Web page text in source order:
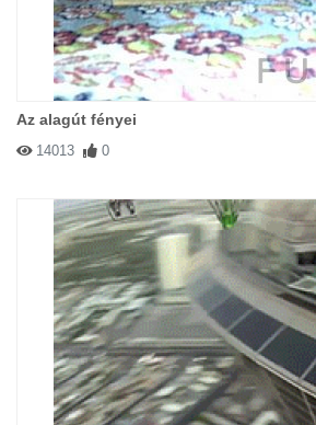
Az alagút fényei
14013 0